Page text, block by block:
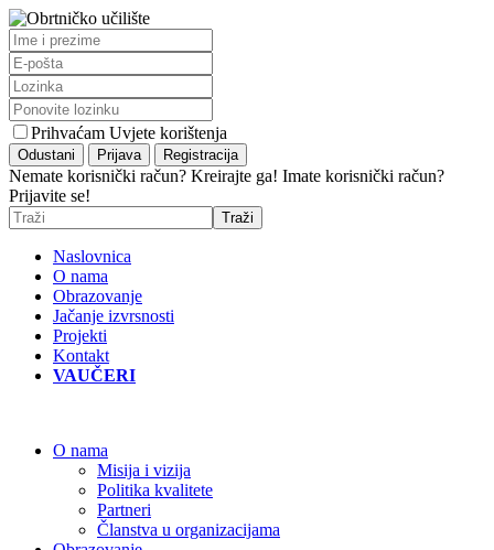
Prihvaćam Uvjete korištenja
Nemate korisnički račun? Kreirajte ga! Imate korisnički račun?
Prijavite se!
Naslovnica
O nama
Obrazovanje
Jačanje izvrsnosti
Projekti
Kontakt
VAUČERI
O nama
Misija i vizija
Politika kvalitete
Partneri
Članstva u organizacijama